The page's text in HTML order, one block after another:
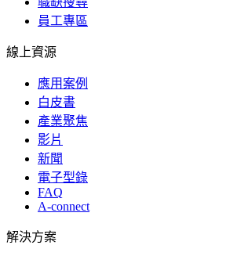
員工專區
線上資源
應用案例
白皮書
產業聚焦
影片
新聞
電子型錄
FAQ
A-connect
解決方案